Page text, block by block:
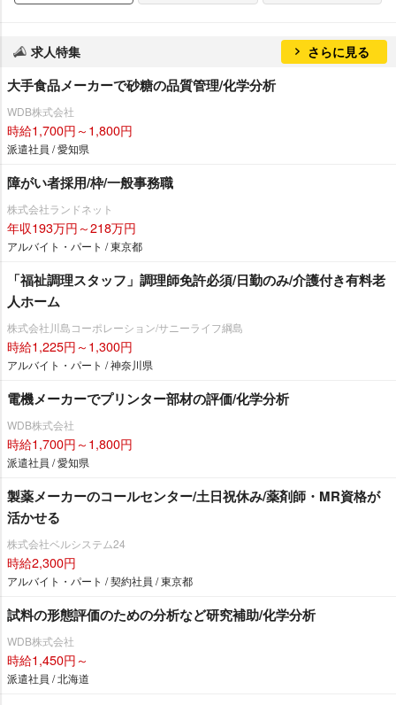
求人特集 さらに見る
大手食品メーカーで砂糖の品質管理/化学分析
WDB株式会社
時給1,700円～1,800円
派遣社員 / 愛知県
障がい者採用/枠/一般事務職
株式会社ランドネット
年収193万円～218万円
アルバイト・パート / 東京都
「福祉調理スタッフ」調理師免許必須/日勤のみ/介護付き有料老
人ホーム
株式会社川島コーポレーション/サニーライフ綱島
時給1,225円～1,300円
アルバイト・パート / 神奈川県
電機メーカーでプリンター部材の評価/化学分析
WDB株式会社
時給1,700円～1,800円
派遣社員 / 愛知県
製薬メーカーのコールセンター/土日祝休み/薬剤師・MR資格が
活かせる
株式会社ベルシステム24
時給2,300円
アルバイト・パート / 契約社員 / 東京都
試料の形態評価のための分析など研究補助/化学分析
WDB株式会社
時給1,450円～
派遣社員 / 北海道